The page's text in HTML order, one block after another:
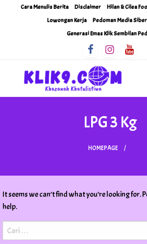
Cara Menulis Berita Disclaimer Hilan & Cilea
Lowongan Kerja
Pedoman Media Siber
Generasi Emas Klik Sembilan
Klik9Nine
Khazanah Khatulistiwa
LPG 3 Kg
HOMEPAGE
It seems we can’t find what you’re looking for.
help.
Cari
untuk: